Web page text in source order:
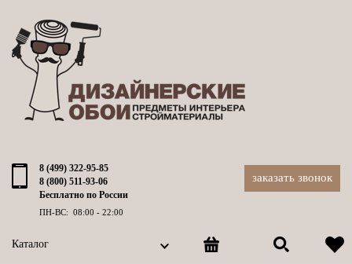
8 (499) 322-95-85
8 (800) 511-93-06
Бесплатно по России
ПН-ВС: 08:00 - 22:00
заказать звонок
Каталог